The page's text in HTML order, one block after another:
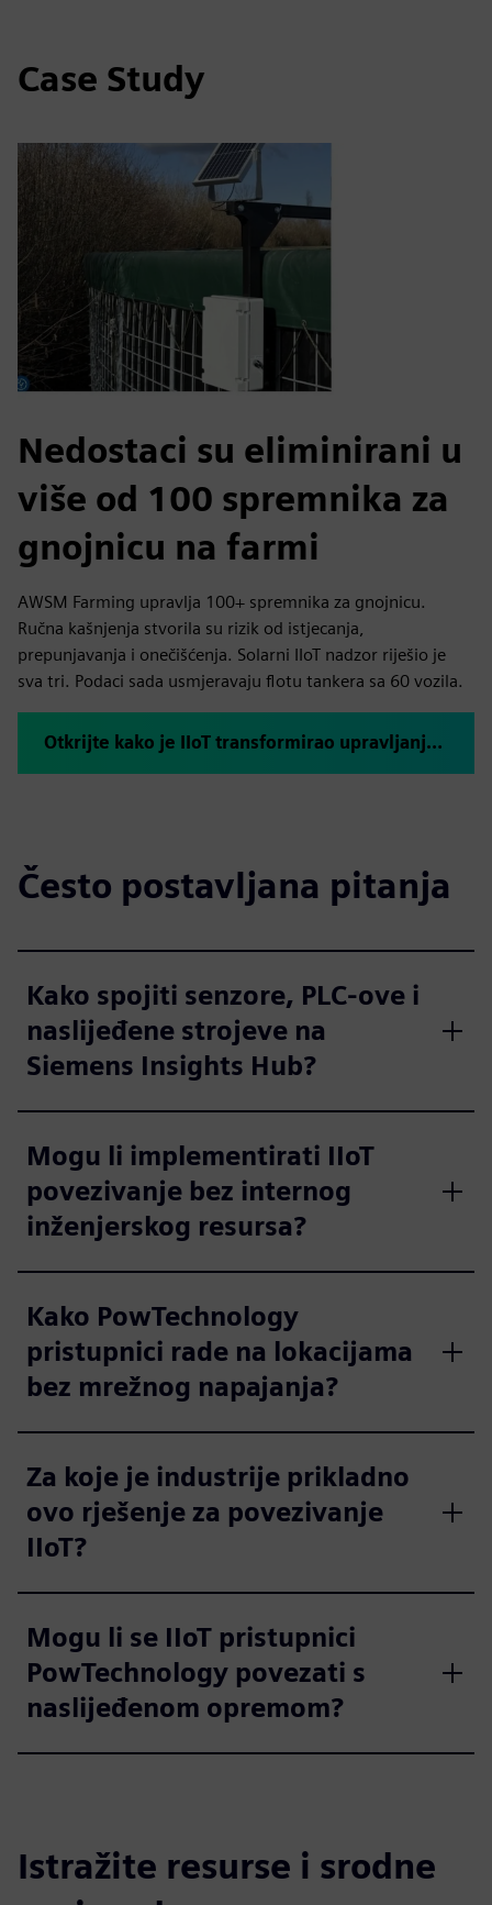
Case Study
Nedostaci su eliminirani u
više od 100 spremnika za
gnojnicu na farmi
AWSM Farming upravlja 100+ spremnika za gnojnicu.
Ručna kašnjenja stvorila su rizik od istjecanja,
prepunjavanja i onečišćenja. Solarni IIoT nadzor riješio je
sva tri. Podaci sada usmjeravaju flotu tankera sa 60 vozila.
Otkrijte kako je IIoT transformirao upravljanje spremnikom gnojnice
Često postavljana pitanja
Kako spojiti senzore, PLC-ove i
naslijeđene strojeve na
Siemens Insights Hub?
Mogu li implementirati IIoT
povezivanje bez internog
inženjerskog resursa?
Kako PowTechnology
pristupnici rade na lokacijama
bez mrežnog napajanja?
Za koje je industrije prikladno
ovo rješenje za povezivanje
IIoT?
Mogu li se IIoT pristupnici
PowTechnology povezati s
naslijeđenom opremom?
Istražite resurse i srodne